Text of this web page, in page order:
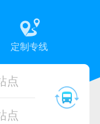
定制专线
点
点